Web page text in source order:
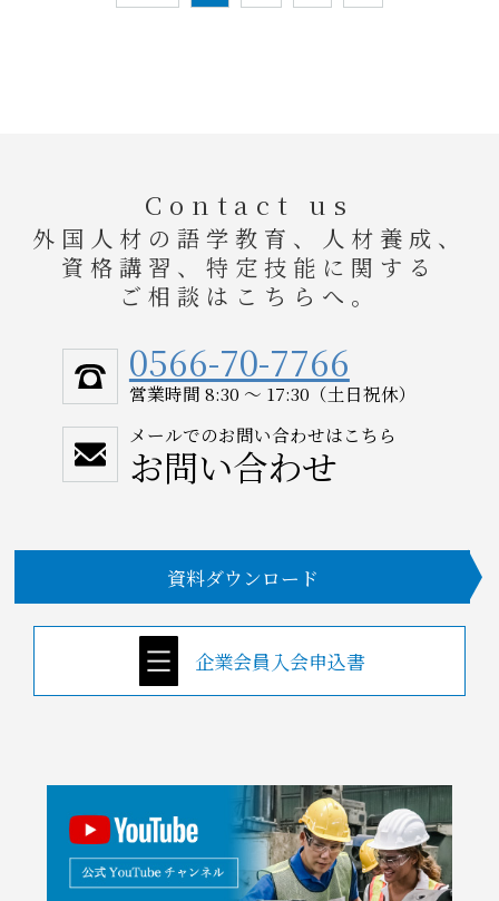
Contact us
外国人材の語学教育、人材養成、
資格講習、特定技能に関する
ご相談はこちらへ。
0566-70-7766
営業時間 8:30 ～ 17:30（土日祝休）
メールでのお問い合わせはこちら
お問い合わせ
資料ダウンロード
企業会員入会申込書